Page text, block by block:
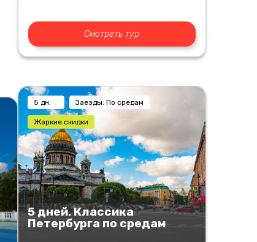
Смотреть тур
5 дн. Заезды: По средам
Жаркие скидки
5 дней. Классика
Петербурга по средам